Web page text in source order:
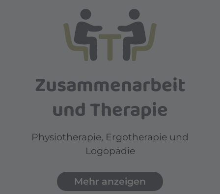
Zusammenarbeit
und Therapie
Physiotherapie, Ergotherapie und
Logopädie
Mehr anzeigen